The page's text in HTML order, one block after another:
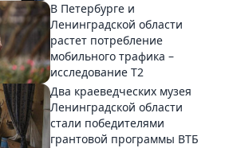
В Петербурге и
Ленинградской области
растет потребление
мобильного трафика –
исследование T2
Два краеведческих музея
Ленинградской области
стали победителями
грантовой программы ВТБ